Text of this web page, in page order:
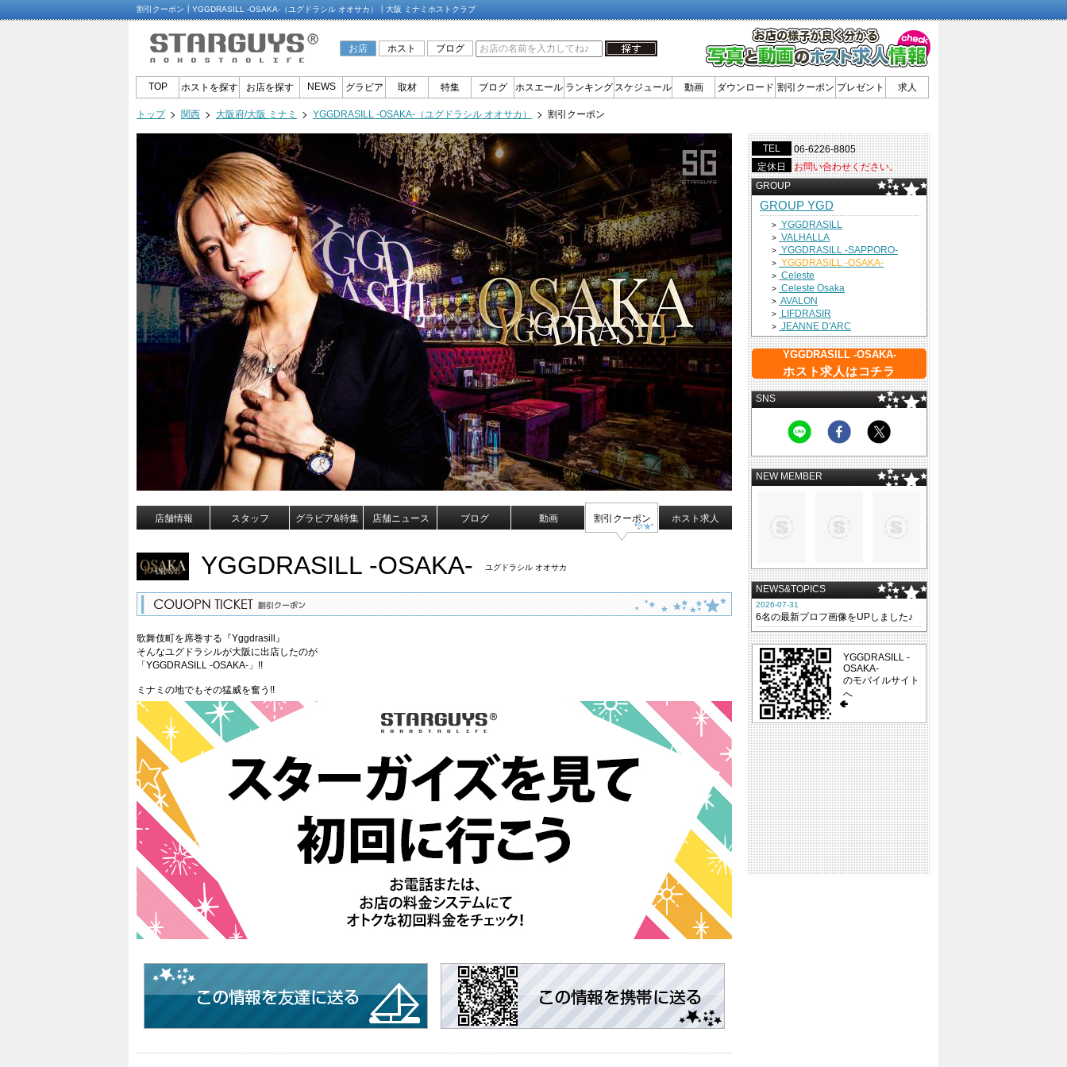
割引クーポン┃YGGDRASILL -OSAKA-（ユグドラシル オオサカ）┃大阪 ミナミホストクラブ
お店 ホスト ブログ
TOP ホストを探す お店を探す NEWS グラビア 取材 特集 ブログ ホスエール ランキング スケジュール 動画 ダウンロード 割引クーポン プレゼント 求人
トップ 関西 大阪府/大阪 ミナミ YGGDRASILL -OSAKA-（ユグドラシル オオサカ） 割引クーポン
店舗情報 スタッフ グラビア&特集 店舗ニュース ブログ 動画 割引クーポン ホスト求人
YGGDRASILL -OSAKA- ユグドラシル オオサカ
歌舞伎町を席巻する『Yggdrasill』
そんなユグドラシルが大阪に出店したのが
「YGGDRASILL -OSAKA-」!!
ミナミの地でもその猛威を奮う!!
TEL
06-6226-8805
定休日
お問い合わせください。
GROUP
GROUP YGD
> YGGDRASILL
> VALHALLA
> YGGDRASILL -SAPPORO-
> YGGDRASILL -OSAKA-
> Celeste
> Celeste Osaka
> AVALON
> LIFDRASIR
> JEANNE D'ARC
YGGDRASILL -OSAKA-
ホスト求人はコチラ
SNS
NEW MEMBER
NEWS&TOPICS
2026-07-31
6名の最新プロフ画像をUPしました♪
YGGDRASILL -
OSAKA-
のモバイルサイト
へ